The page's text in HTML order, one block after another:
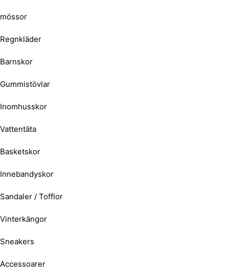
mössor
Regnkläder
Barnskor
Gummistövlar
Inomhusskor
Vattentäta
Basketskor
Innebandyskor
Sandaler / Tofflor
Vinterkängor
Sneakers
Accessoarer